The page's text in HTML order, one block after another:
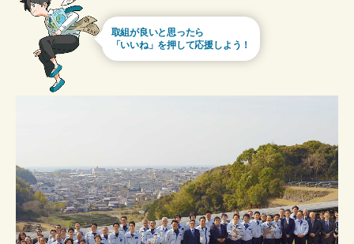
取組が良いと思ったら
「いいね」を押して応援しよう！